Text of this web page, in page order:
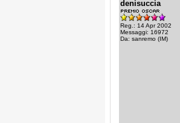
denisuccia
Reg.: 14 Apr 2002
Messaggi: 16972
Da: sanremo (IM)